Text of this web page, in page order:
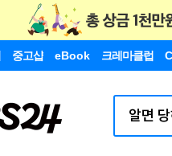
중고샵 eBook 크레마클럽